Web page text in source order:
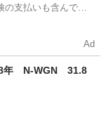
の支払いも含んでい
Ad
年 N-WGN 31.8